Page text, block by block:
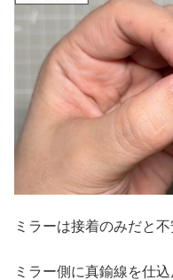
ミラーは接着のみだと不
ミラー側に真鍮線を仕